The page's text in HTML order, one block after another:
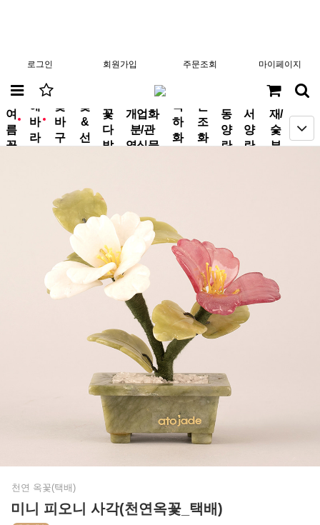
로그인 회원가입 주문조회 마이페이지
new
여
름
꽃
new
해
바
라
꽃
바
구
꽃
&
선
꽃
다
발
개업화
분/관
엽식물
축
하
화
근
조
화
동
양
란
서
양
란
분
재/
숯
부
천연 옥꽃(택배)
미니 피오니 사각(천연옥꽃_택배)